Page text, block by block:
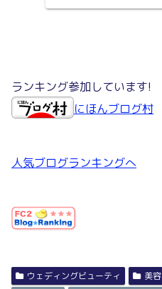
ランキング参加しています!
にほんブログ村
人気ブログランキングへ
ウェディングビューティ 美容